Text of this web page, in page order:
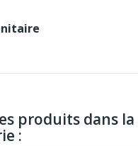
produits dans la
: